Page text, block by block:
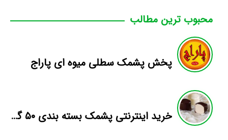
محبوب ترین مطالب
پخش پشمک سطلی میوه ای پاراج
خرید اینترنتی پشمک بسته بندی ۵۰ گرمی